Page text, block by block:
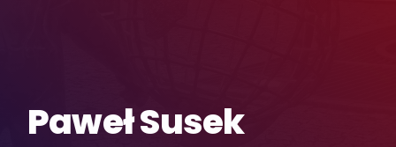
Paweł Susek